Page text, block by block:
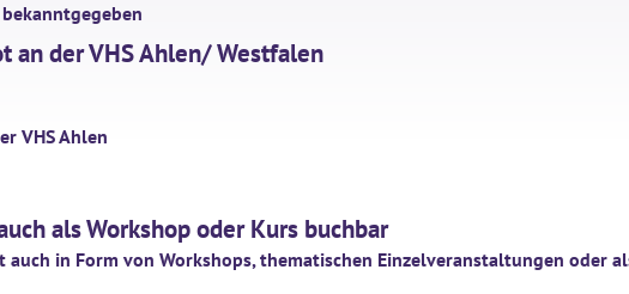
an der VHS Ahlen/ Westfalen
VHS Ahlen
als Workshop oder Kurs buchbar
auch in Form von Workshops, thematischen Einzelveranstaltungen oder